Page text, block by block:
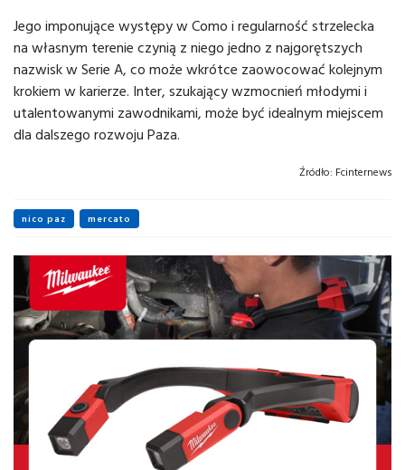
Jego imponujące występy w Como i regularność strzelecka
na własnym terenie czynią z niego jedno z najgorętszych
nazwisk w Serie A, co może wkrótce zaowocować kolejnym
krokiem w karierze. Inter, szukający wzmocnień młodymi i
utalentowanymi zawodnikami, może być idealnym miejscem
dla dalszego rozwoju Paza.
Źródło: Fcinternews
nico paz mercato